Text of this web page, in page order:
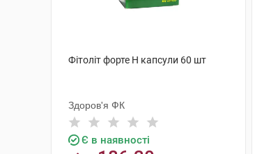
Фітоліт форте H капсули 60 шт
Здоров'я ФК
Є в наявності